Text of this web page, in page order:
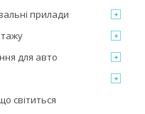
прилади
для авто
світиться